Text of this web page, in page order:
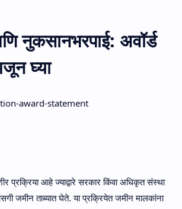
नुकसानभरपाई: अवॉर्ड
घ्या
award-statement
प्रक्रिया आहे ज्याद्वारे सरकार किंवा अधिकृत संस्था
जमीन ताब्यात घेते. या प्रक्रियेत जमीन मालकांना